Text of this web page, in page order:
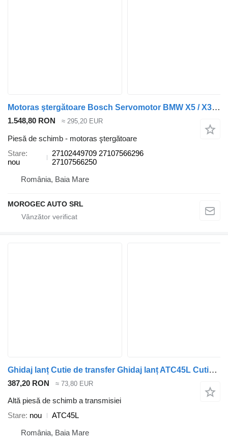
Motoras ştergătoare Bosch Servomotor BMW X5 / X3 ATC400 / ATC500 Cutie de transfer 27102449709 pentru automobil BMW X5
1.548,80 RON ≈ 295,20 EUR
Piesă de schimb - motoras ştergătoare
Stare
nou
27102449709 27107566296
27107566250
România, Baia Mare
MOROGEC AUTO SRL
Ghidaj lanț Cutie de transfer Ghidaj lanț ATC45L Cutie de transfer BMW pentru automobil BMW X3; X4; X5; X6
387,20 RON ≈ 73,80 EUR
Altă piesă de schimb a transmisiei
Stare nou
ATC45L
România, Baia Mare